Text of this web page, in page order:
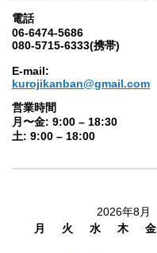
電話
06-6474-5686
080-5715-6333(携帯)
E-mail:
kurojikanban@gmail.com
営業時間
月〜金: 9:00 – 18:30
土: 9:00 – 18:00
2026年8月
月
火 水 木 金